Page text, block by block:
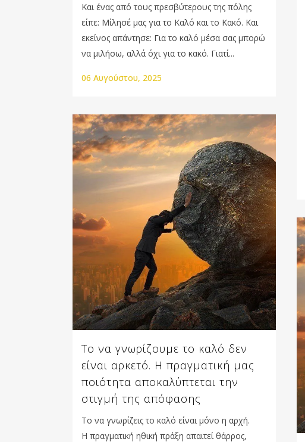
Και ένας από τους πρεσβύτερους της πόλης
είπε: Μίλησέ μας για το Καλό και το Κακό. Και
εκείνος απάντησε: Για το καλό μέσα σας μπορώ
να μιλήσω, αλλά όχι για το κακό. Γιατί...
06 Αυγούστου, 2025
Το να γνωρίζουμε το καλό δεν
είναι αρκετό. Η πραγματική μας
ποιότητα αποκαλύπτεται την
στιγμή της απόφασης
Το να γνωρίζεις το καλό είναι μόνο η αρχή.
Η πραγματική ηθική πράξη απαιτεί θάρρος,